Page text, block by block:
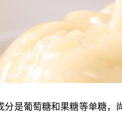
是葡萄糖和果糖等单糖，